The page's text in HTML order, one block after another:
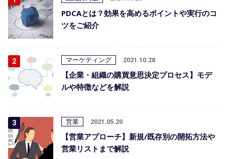
PDCAとは？効果を高めるポイントや実行のコ
ツをご紹介
マーケティング 2021.10.28
【企業・組織の購買意思決定プロセス】モデ
ルや特徴などを解説
営業 2021.05.20
【営業アプローチ】新規/既存別の開拓方法や
営業リストまで解説